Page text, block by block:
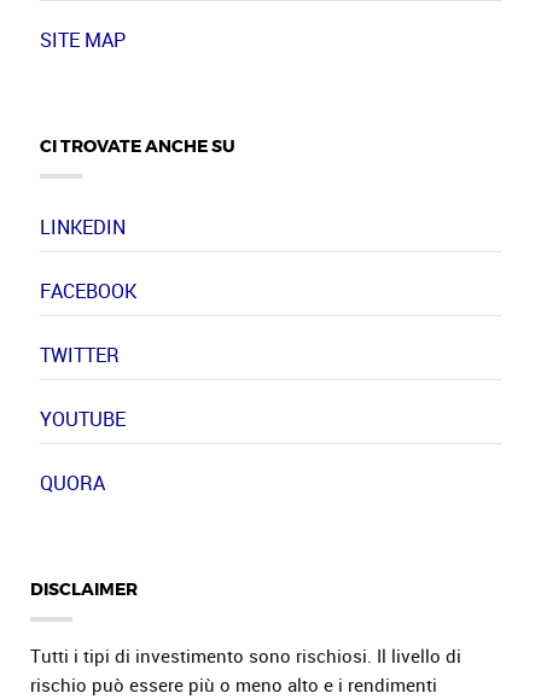
SITE MAP
CI TROVATE ANCHE SU
LINKEDIN
FACEBOOK
TWITTER
YOUTUBE
QUORA
DISCLAIMER
Tutti i tipi di investimento sono rischiosi. Il livello di
rischio può essere più o meno alto e i rendimenti